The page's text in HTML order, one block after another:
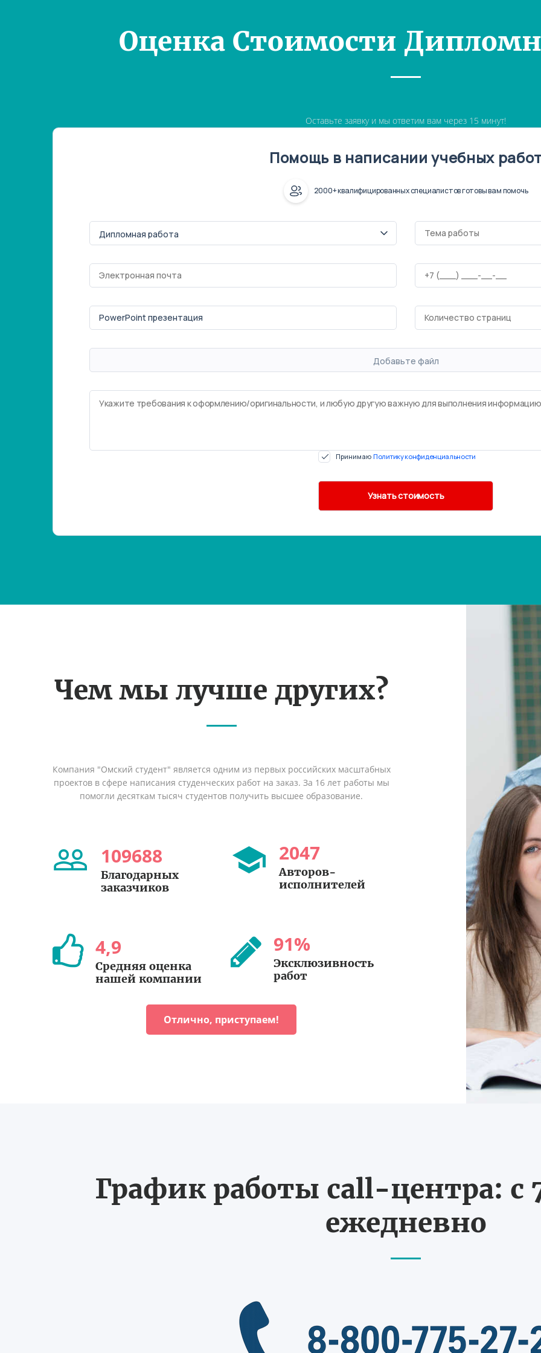
Оценка Стоимости
Оставьте заявку и мы ответим вам через 15 минут!
Помощь в написании учебных
2000+ квалифицированных специалистов готовы вам помочь
Добавьте файл
Принимаю Политику конфиденциальности
Чем мы лучше других?
Компания "Омский студент" является одним из первых российских масштабных
проектов в сфере написания студенческих работ на заказ. За 16 лет работы мы
помогли десяткам тысяч студентов получить высшее образование.
109688
Благодарных
заказчиков
2047
Авторов-
исполнителей
4,9
Средняя оценка
нашей компании
91%
Эксклюзивность
работ
Отлично, приступаем!
График работы call-центра: с
ежедневно